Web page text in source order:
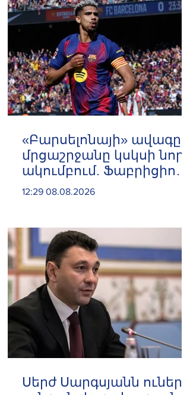
«Բարսելոնայի» ավագը
մրցաշրջանը կսկսի նոր
ակումբում. Ֆաբրիցիո
Ռոմանո
12:29 08.08.2026
Սերժ Սարգսյանն ուներ